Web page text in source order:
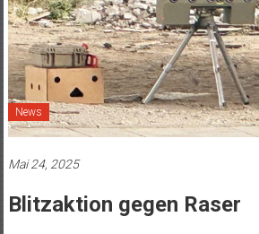
News
Mai 24, 2025
Blitzaktion gegen Raser